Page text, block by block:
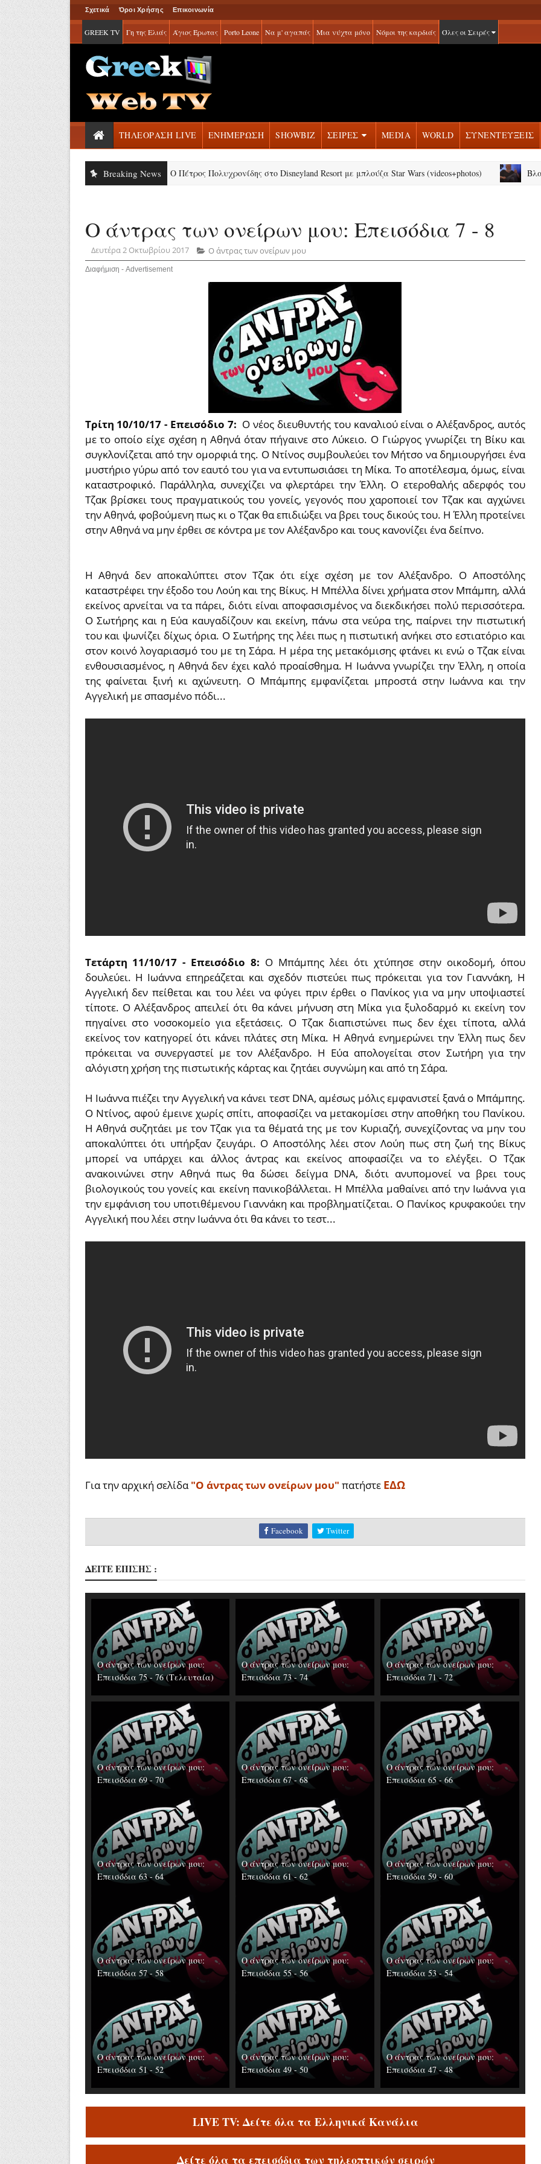
Σχετικά Όροι Χρήσης Επικοινωνία
GREEK TV Γη της Ελιάς Άγιος Έρωτας Porto Leone Να μ' αγαπάς Μια νύχτα μόνο Νόμοι της καρδιάς Όλες οι Σειρές
ΤΗΛΕΟΡΑΣΗ LIVE ΕΝΗΜΕΡΩΣΗ SHOWBIZ ΣΕΙΡΕΣ MEDIA WORLD ΣΥΝΕΝΤΕΥΞΕΙΣ
Breaking NewsΟ Πέτρος Πολυχρονίδης στο Disneyland Resort με μπλούζα Star Wars (videos+photos)
Ο άντρας των ονείρων μου: Επεισόδια 7 - 8
Δευτέρα 2 Οκτωβρίου 2017 Ο άντρας των ονείρων μου
Διαφήμιση - Advertisement
Τρίτη 10/10/17 - Επεισόδιο 7: Ο νέος διευθυντής του καναλιού είναι ο Αλέξανδρος, αυτός
με το οποίο είχε σχέση η Αθηνά όταν πήγαινε στο Λύκειο. Ο Γιώργος γνωρίζει τη Βίκυ και
συγκλονίζεται από την ομορφιά της. Ο Ντίνος συμβουλεύει τον Μήτσο να δημιουργήσει ένα
μυστήριο γύρω από τον εαυτό του για να εντυπωσιάσει τη Μίκα. Το αποτέλεσμα, όμως, είναι
καταστροφικό. Παράλληλα, συνεχίζει να φλερτάρει την Έλλη. Ο ετεροθαλής αδερφός του
Τζακ βρίσκει τους πραγματικούς του γονείς, γεγονός που χαροποιεί τον Τζακ και αγχώνει
την Αθηνά, φοβούμενη πως κι ο Τζακ θα επιδιώξει να βρει τους δικούς του. Η Έλλη προτείνει
στην Αθηνά να μην έρθει σε κόντρα με τον Αλέξανδρο και τους κανονίζει ένα δείπνο.
Η Αθηνά δεν αποκαλύπτει στον Τζακ ότι είχε σχέση με τον Αλέξανδρο. Ο Αποστόλης
καταστρέφει την έξοδο του Λούη και της Βίκυς. Η Μπέλλα δίνει χρήματα στον Μπάμπη, αλλά
εκείνος αρνείται να τα πάρει, διότι είναι αποφασισμένος να διεκδικήσει πολύ περισσότερα.
Ο Σωτήρης και η Εύα καυγαδίζουν και εκείνη, πάνω στα νεύρα της, παίρνει την πιστωτική
του και ψωνίζει δίχως όρια. Ο Σωτήρης της λέει πως η πιστωτική ανήκει στο εστιατόριο και
στον κοινό λογαριασμό του με τη Σάρα. Η μέρα της μετακόμισης φτάνει κι ενώ ο Τζακ είναι
ενθουσιασμένος, η Αθηνά δεν έχει καλό προαίσθημα. Η Ιωάννα γνωρίζει την Έλλη, η οποία
της φαίνεται ξινή κι αχώνευτη. Ο Μπάμπης εμφανίζεται μπροστά στην Ιωάννα και την
Αγγελική με σπασμένο πόδι...
Τετάρτη 11/10/17 - Επεισόδιο 8: Ο Μπάμπης λέει ότι χτύπησε στην οικοδομή, όπου
δουλεύει. Η Ιωάννα επηρεάζεται και σχεδόν πιστεύει πως πρόκειται για τον Γιαννάκη, Η
Αγγελική δεν πείθεται και του λέει να φύγει πριν έρθει ο Πανίκος για να μην υποψιαστεί
τίποτε. Ο Αλέξανδρος απειλεί ότι θα κάνει μήνυση στη Μίκα για ξυλοδαρμό κι εκείνη τον
πηγαίνει στο νοσοκομείο για εξετάσεις. Ο Τζακ διαπιστώνει πως δεν έχει τίποτα, αλλά
εκείνος τον κατηγορεί ότι κάνει πλάτες στη Μίκα. Η Αθηνά ενημερώνει την Έλλη πως δεν
πρόκειται να συνεργαστεί με τον Αλέξανδρο. Η Εύα απολογείται στον Σωτήρη για την
αλόγιστη χρήση της πιστωτικής κάρτας και ζητάει συγνώμη και από τη Σάρα.
Η Ιωάννα πιέζει την Αγγελική να κάνει τεστ DNA, αμέσως μόλις εμφανιστεί ξανά ο Μπάμπης.
Ο Ντίνος, αφού έμεινε χωρίς σπίτι, αποφασίζει να μετακομίσει στην αποθήκη του Πανίκου.
Η Αθηνά συζητάει με τον Τζακ για τα θέματά της με τον Κυριαζή, συνεχίζοντας να μην του
αποκαλύπτει ότι υπήρξαν ζευγάρι. Ο Αποστόλης λέει στον Λούη πως στη ζωή της Βίκυς
μπορεί να υπάρχει και άλλος άντρας και εκείνος αποφασίζει να το ελέγξει. Ο Τζακ
ανακοινώνει στην Αθηνά πως θα δώσει δείγμα DNA, διότι ανυπομονεί να βρει τους
βιολογικούς του γονείς και εκείνη πανικοβάλλεται. Η Μπέλλα μαθαίνει από την Ιωάννα για
την εμφάνιση του υποτιθέμενου Γιαννάκη και προβληματίζεται. Ο Πανίκος κρυφακούει την
Αγγελική που λέει στην Ιωάννα ότι θα κάνει το τεστ...
Για την αρχική σελίδα"Ο άντρας των ονείρων μου" πατήστε ΕΔΩ
Facebook Twitter
ΔΕΙΤΕ ΕΠΙΣΗΣ :
Ο άντρας των ονείρων μου:
Επεισόδια 75 - 76 (Τελευταία)
Ο άντρας των ονείρων μου:
Επεισόδια 73 - 74
Ο άντρας των ονείρων μου:
Επεισόδια 71 - 72
Ο άντρας των ονείρων μου:
Επεισόδια 69 - 70
Ο άντρας των ονείρων μου:
Επεισόδια 67 - 68
Ο άντρας των ονείρων μου:
Επεισόδια 65 - 66
Ο άντρας των ονείρων μου:
Επεισόδια 63 - 64
Ο άντρας των ονείρων μου:
Επεισόδια 61 - 62
Ο άντρας των ονείρων μου:
Επεισόδια 59 - 60
Ο άντρας των ονείρων μου:
Επεισόδια 57 - 58
Ο άντρας των ονείρων μου:
Επεισόδια 55 - 56
Ο άντρας των ονείρων μου:
Επεισόδια 53 - 54
Ο άντρας των ονείρων μου:
Επεισόδια 51 - 52
Ο άντρας των ονείρων μου:
Επεισόδια 49 - 50
Ο άντρας των ονείρων μου:
Επεισόδια 47 - 48
LIVE TV: Δείτε όλα τα Ελληνικά Κανάλια
Δείτε όλα τα επεισόδια των τηλεοπτικών σειρών